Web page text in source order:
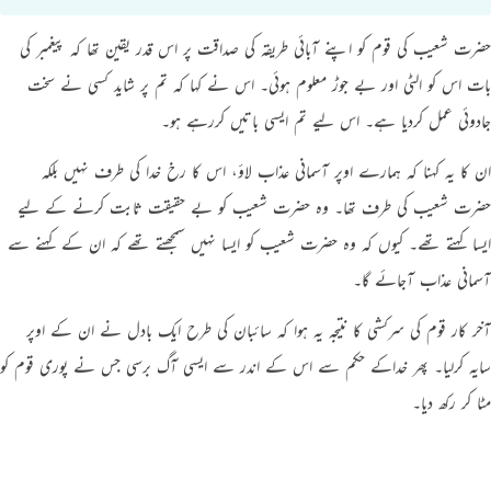
حضرت شعیب کی قوم کو اپنے آبائی طریقہ کی صداقت پر اس قدر یقین تھا کہ پیغمبر کی
بات اس کو الٹی اور بے جوڑ معلوم ہوئی۔ اس نے کہا کہ تم پر شاید کسی نے سخت
جادوئي عمل کردیا ہے۔ اس ليے تم ایسی باتیں کررہے ہو۔
ان کا یہ کہنا کہ ہمارے اوپر آسمانی عذاب لاؤ، اس کا رخ خدا کی طرف نہیں بلکہ
حضرت شعیب کی طرف تھا۔ وہ حضرت شعیب کو بے حقیقت ثابت کرنے کے ليے
ایسا کہتے تھے۔ کیوں کہ وہ حضرت شعیب کو ایسا نہیں سمجھتے تھے کہ ان کے کہنے سے
آسمانی عذاب آجائے گا۔
آخر کار قوم کی سرکشی کا نتیجہ یہ ہوا کہ سائبان کی طرح ایک بادل نے ان کے اوپر
سایہ کرلیا۔ پھر خداکے حکم سے اس کے اندر سے ایسی آگ برسی جس نے پوری قوم کو
مٹا کر رکھ دیا۔